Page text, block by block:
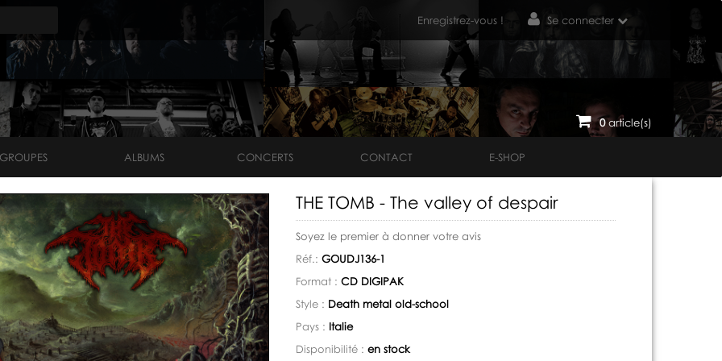
Enregistrez-vous ! Se connecter
0article(s)
GROUPES ALBUMS CONCERTS CONTACT E-SHOP
THE TOMB - The valley of despair
Soyez le premier à donner votre avis
Réf.: GOUDJ136-1
Format : CD DIGIPAK
Style : Death metal old-school
Pays : Italie
Disponibilité : en stock